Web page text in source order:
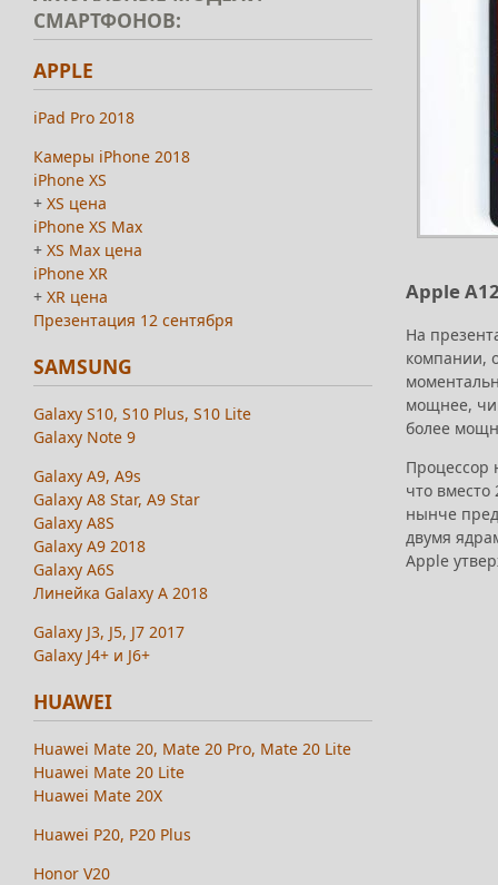
Apple
На
компании,
мощнее,
более
Процессор
что
нынче
двумя
Apple
СМАРТФОНОВ:
APPLE
iPad Pro 2018
Камеры iPhone 2018
iPhone XS
+ XS цена
iPhone XS Max
+ XS Max цена
iPhone XR
+ XR цена
Презентация 12 сентября
SAMSUNG
Galaxy S10, S10 Plus, S10 Lite
Galaxy Note 9
Galaxy A9, A9s
Galaxy A8 Star, A9 Star
Galaxy A8S
Galaxy A9 2018
Galaxy A6S
Линейка Galaxy A 2018
Galaxy J3, J5, J7 2017
Galaxy J4+ и J6+
HUAWEI
Huawei Mate 20, Mate 20 Pro, Mate 20 Lite
Huawei Mate 20 Lite
Huawei Mate 20X
Huawei P20, P20 Plus
Honor V20